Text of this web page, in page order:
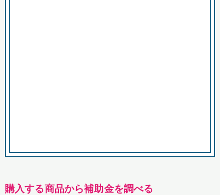
購入する商品から補助金を調べる